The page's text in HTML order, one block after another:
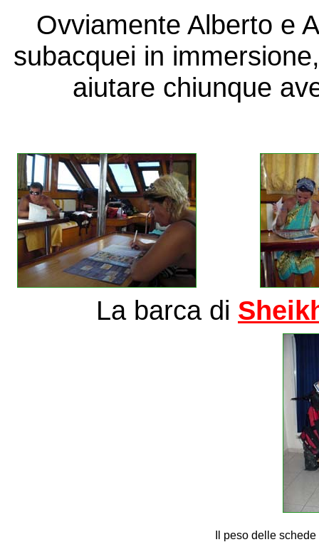
Ovviamente Alberto e
subacquei in
aiutare chiunque
La barca di
Il peso delle